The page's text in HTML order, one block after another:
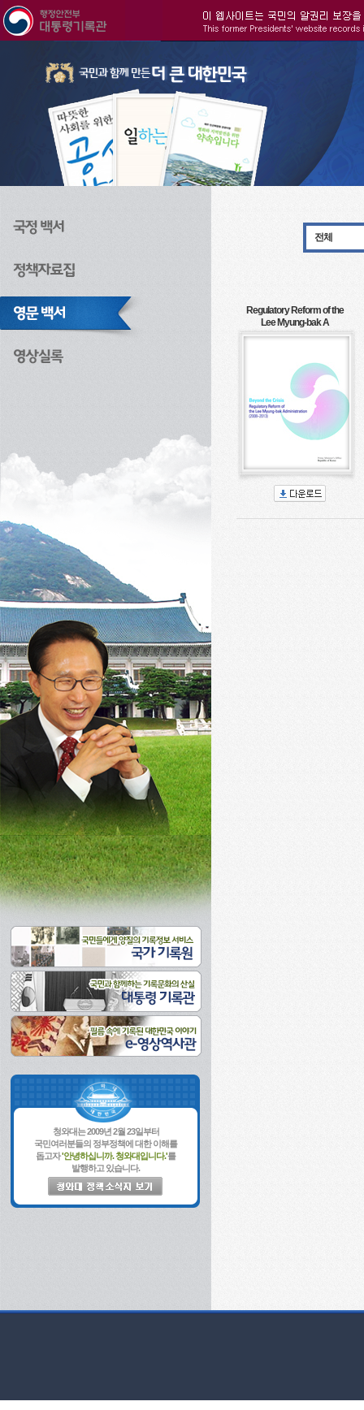
청와대는 2009년 2월 23일부터
국민여러분들의 정부정책에 대한 이해를
돕고자'안녕하십니까. 청와대입니다.'를
발행하고 있습니다.
전체
Regulatory Reform of the
Lee Myung-bak A